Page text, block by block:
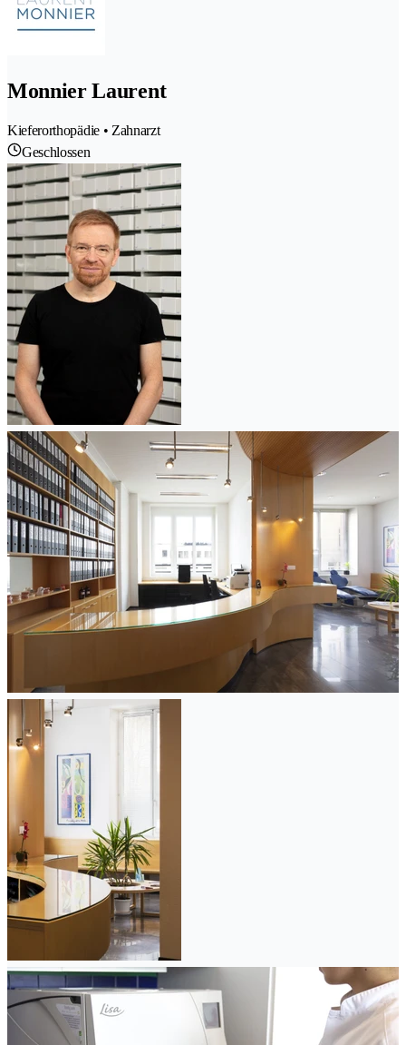
Monnier Laurent
Kieferorthopädie • Zahnarzt
Geschlossen